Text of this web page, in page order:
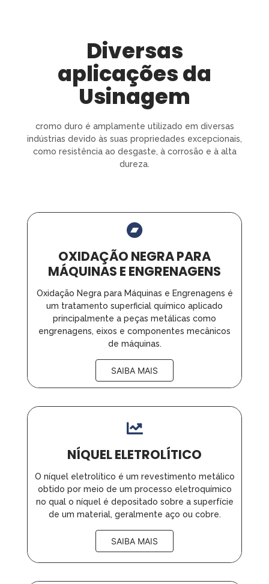
Diversas
aplicações da
Usinagem
cromo duro é amplamente utilizado em diversas
indústrias devido às suas propriedades excepcionais,
como resistência ao desgaste, à corrosão e à alta
dureza.
OXIDAÇÃO NEGRA PARA
MÁQUINAS E ENGRENAGENS
Oxidação Negra para Máquinas e Engrenagens é
um tratamento superficial químico aplicado
principalmente a peças metálicas como
engrenagens, eixos e componentes mecânicos
de máquinas.
SAIBA MAIS
NÍQUEL ELETROLÍTICO
O níquel eletrolítico é um revestimento metálico
obtido por meio de um processo eletroquímico
no qual o níquel é depositado sobre a superfície
de um material, geralmente aço ou cobre.
SAIBA MAIS